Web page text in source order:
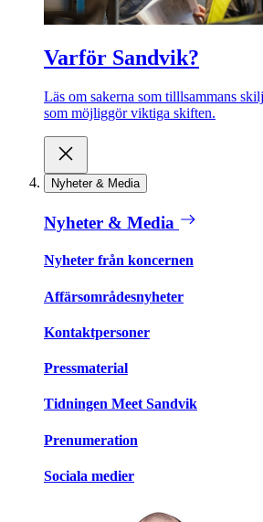
Varför Sandvik?
Läs om sakerna som tilllsammans
som möjliggör viktiga skiften.
Nyheter & Media
Nyheter & Media
Nyheter från koncernen
Affärsområdesnyheter
Kontaktpersoner
Pressmaterial
Tidningen Meet Sandvik
Prenumeration
Sociala medier